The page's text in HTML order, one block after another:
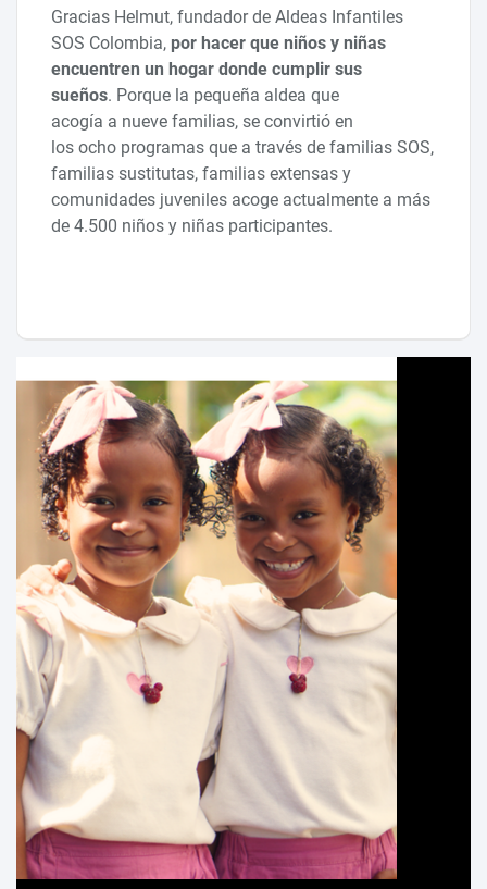
Gracias Helmut, fundador de Aldeas Infantiles
SOS Colombia, por hacer que niños y niñas
encuentren un hogar donde cumplir sus
sueños. Porque la pequeña aldea que
acogía a nueve familias, se convirtió en
los ocho programas que a través de familias SOS,
familias sustitutas, familias extensas y
comunidades juveniles acoge actualmente a más
de 4.500 niños y niñas participantes.